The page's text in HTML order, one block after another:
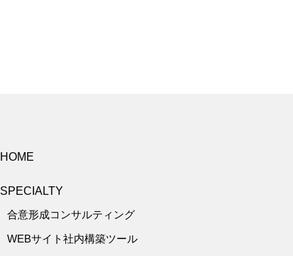
HOME
SPECIALTY
合意形成コンサルティング
WEBサイト社内構築ツール